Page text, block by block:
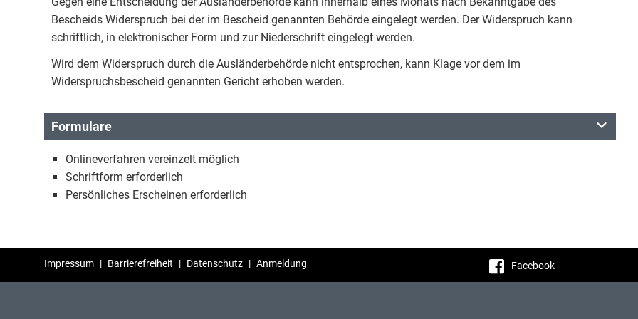
Bescheids Widerspruch bei der im Bescheid genannten Behörde eingelegt werden. Der Widerspruch kann
schriftlich, in elektronischer Form und zur Niederschrift eingelegt werden.
Wird dem Widerspruch durch die Ausländerbehörde nicht entsprochen, kann Klage vor dem im
Widerspruchsbescheid genannten Gericht erhoben werden.
Formulare
Onlineverfahren vereinzelt möglich
Schriftform erforderlich
Persönliches Erscheinen erforderlich
Impressum | Barrierefreiheit | Datenschutz | Anmeldung Facebook